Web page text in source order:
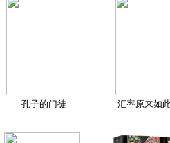
孔子的门徒 汇率原来如